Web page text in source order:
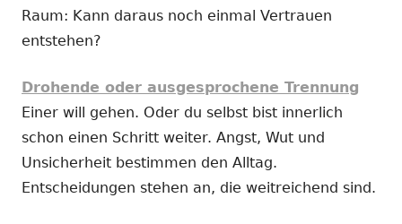
Raum: Kann daraus noch einmal Vertrauen
entstehen?
Drohende oder ausgesprochene Trennung
Einer will gehen. Oder du selbst bist innerlich
schon einen Schritt weiter. Angst, Wut und
Unsicherheit bestimmen den Alltag.
Entscheidungen stehen an, die weitreichend sind.